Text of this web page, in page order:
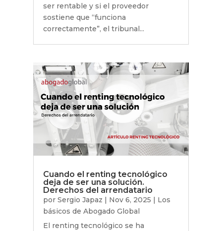
ser rentable y si el proveedor
sostiene que “funciona
correctamente”, el tribunal...
Cuando el renting tecnológico
deja de ser una solución.
Derechos del arrendatario
porSergio Japaz | Nov 6, 2025 | Los
básicos de Abogado Global
El renting tecnológico se ha